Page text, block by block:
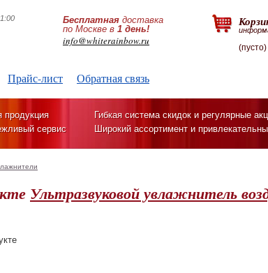
Прайс-лист Обратная связь
Бесплатная доставка
по Москве в 1 день!
info@whiterainbow.ru
(пусто)
продукция
Гибкая система скидок и регулярные
сервис
Широкий ассортимент и
Ультразвуковой увлажнитель